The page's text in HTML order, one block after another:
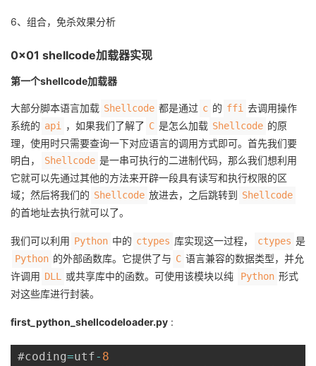
子
直
播
的
活
动
我
的
关
注
我
的
开
发
者
学
堂
我
我
的
Programs
我
的
支
持
我
的
我
6、组合，免杀效果分析
0x01 shellcode加载器实现
第一个shellcode加载器
大部分脚本语言加载 Shellcode 都是通过 c 的 ffi 去调用操作
系统的 api ，如果我们了解了 C 是怎么加载 Shellcode 的原
理，使用时只需要查询一下对应语言的调用方式即可。首先我们要
明白，
Shellcode 是一串可执行的二进制代码，那么我们想利用
它就可以先通过其他的方法来开辟一段具有读写和执行权限的区
域；然后将我们的 Shellcode 放进去，之后跳转到 Shellcode
的首地址去执行就可以了。
我们可以利用 Python 中的 ctypes 库实现这一过程， ctypes 是
Python 的外部函数库。它提供了与 C 语言兼容的数据类型，并允
许调用 DLL 或共享库中的函数。可使用该模块以纯 Python 形式
对这些库进行封装。
first_python_shellcodeloader.py :
#coding=utf- 8